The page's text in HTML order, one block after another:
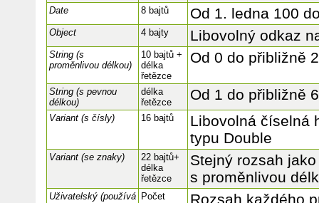
Date 8 bajtů Od 1. ledna 100
Object 4 bajty Libovolný odkaz
String (s
proměnlivou délkou)
10 bajtů +
délka
řetězce
Od 0 do přibližně
String (s pevnou
délkou)
délka
řetězce
Od 1 do přibližně
Variant (s čísly) 16 bajtů
Libovolná číselná
typu Double
Variant (se znaky)
22 bajtů+
délka
řetězce
Stejný rozsah
s proměnlivou
Uživatelský (používá Počet
Rozsah každého